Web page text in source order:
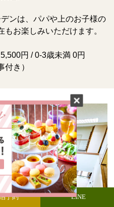
ンは、パパや上のお子様の
もお楽しみいただけます。
円 / 0-3歳未満 0円
付き）
予約 LINE